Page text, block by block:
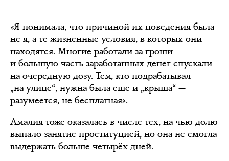
«Я понимала, что причиной их поведения была
не я, а те жизненные условия, в которых они
находятся. Многие работали за гроши
и большую часть заработанных денег спускали
на очередную дозу. Тем, кто подрабатывал
„на улице“, нужна была еще и „крыша“ —
разумеется, не бесплатная».
Амалия тоже оказалась в числе тех, на чью долю
выпало занятие проституцией, но она не смогла
выдержать больше четырёх дней.